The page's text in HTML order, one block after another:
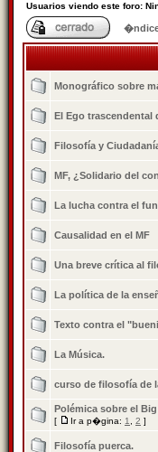
Usuarios viendo este foro:
Monográfico sobre
El Ego trascendental
Filosofía y
MF, ¿Solidario del
La lucha contra el
Causalidad en el MF
Una breve crítica al
La política de la
Texto contra el
La Música.
curso de filosofía de
Polémica sobre el
[ Ir a p�gina: 1 2 ]
Filosofía puerca.